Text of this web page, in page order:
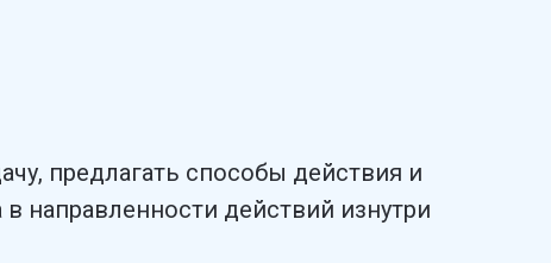
предлагать способы действия и
направленности действий изнутри